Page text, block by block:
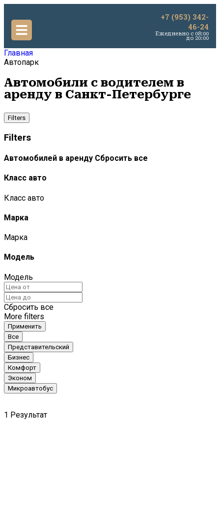
+7 (953) 342-
46-24
Ежедневно c 08:00
до 20:00
Главная
Автопарк
Автомобили с водителем в
аренду в Санкт-Петербурге
Filters
Filters
Автомобилей в аренду Сбросить все
Класс авто
Класс авто
Марка
Марка
Модель
Модель
Сбросить все
More filters
Применить
Все
Представительский
Бизнес
Комфорт
Эконом
Микроавтобус
1 Результат